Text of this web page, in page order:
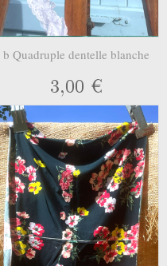
b Quadruple dentelle blanche
3,00 €